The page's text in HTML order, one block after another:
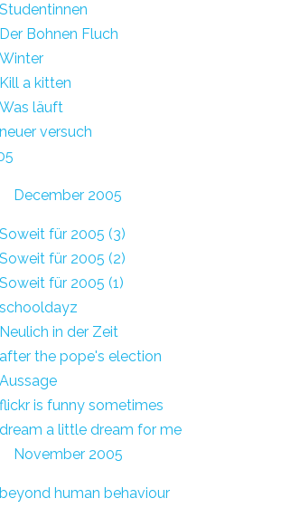
Studentinnen
Der Bohnen Fluch
Winter
Kill a kitten
Was läuft
neuer versuch
December 2005
Soweit für 2005 (3)
Soweit für 2005 (2)
Soweit für 2005 (1)
schooldayz
Neulich in der Zeit
after the pope's election
Aussage
flickr is funny sometimes
dream a little dream for me
November 2005
beyond human behaviour